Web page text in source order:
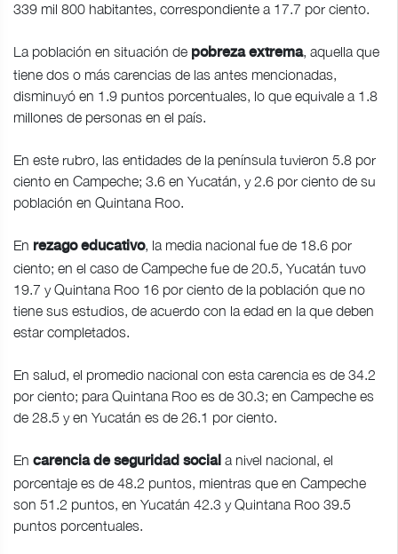
339 mil 800 habitantes, correspondiente a 17.7 por ciento.
La población en situación de pobreza extrema, aquella que
tiene dos o más carencias de las antes mencionadas,
disminuyó en 1.9 puntos porcentuales, lo que equivale a 1.8
millones de personas en el país.
En este rubro, las entidades de la península tuvieron 5.8 por
ciento en Campeche; 3.6 en Yucatán, y 2.6 por ciento de su
población en Quintana Roo.
En rezago educativo, la media nacional fue de 18.6 por
ciento; en el caso de Campeche fue de 20.5, Yucatán tuvo
19.7 y Quintana Roo 16 por ciento de la población que no
tiene sus estudios, de acuerdo con la edad en la que deben
estar completados.
En salud, el promedio nacional con esta carencia es de 34.2
por ciento; para Quintana Roo es de 30.3; en Campeche es
de 28.5 y en Yucatán es de 26.1 por ciento.
En carencia de seguridad social a nivel nacional, el
porcentaje es de 48.2 puntos, mientras que en Campeche
son 51.2 puntos, en Yucatán 42.3 y Quintana Roo 39.5
puntos porcentuales.